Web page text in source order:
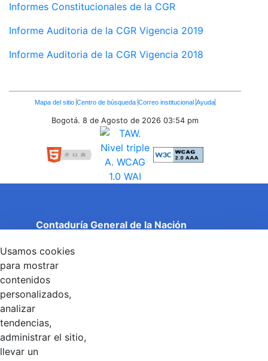
Informes Constitucionales de la CGR
Informe Auditoria de la CGR Vigencia 2019
Informe Auditoria de la CGR Vigencia 2018
Enlaces
Inferiores
Mapa del sitio Centro de búsqueda Correo institucional Ayuda
Bogotá. 8 de Agosto de 2026 03:54 pm
Contaduría General de la Nación
Entidad adscrita al Ministerio de Hacienda y Crédito
Público
Torre 1 (Aire) - Piso 15, Bogotá D.C., Colombia
Código Postal: 111071
Usamos cookies
para mostrar
contenidos
personalizados,
analizar
tendencias,
administrar el sitio,
llevar un